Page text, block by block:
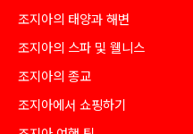
조지아의 태양과 해변
조지아의 스파 및 웰니스
조지아의 종교
조지아에서 쇼핑하기